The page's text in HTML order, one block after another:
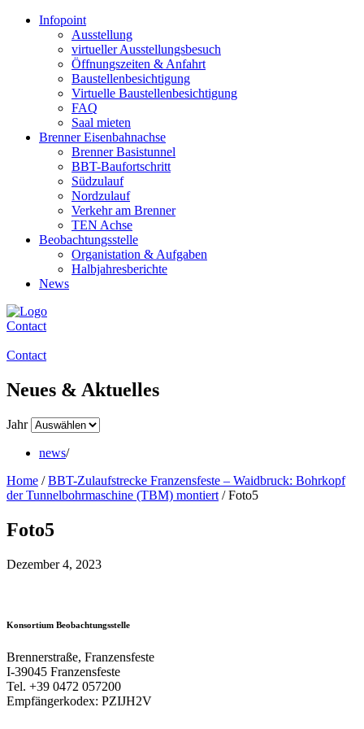
Infopoint
Ausstellung
virtueller Ausstellungsbesuch
Öffnungszeiten & Anfahrt
Baustellenbesichtigung
Virtuelle Baustellenbesichtigung
FAQ
Saal mieten
Brenner Eisenbahnachse
Brenner Basistunnel
BBT-Baufortschritt
Südzulauf
Nordzulauf
Verkehr am Brenner
TEN Achse
Beobachtungsstelle
Organistation & Aufgaben
Halbjahresberichte
News
Contact
Contact
Neues & Aktuelles
Jahr
news/
Home /BBT-Zulaufstrecke Franzensfeste – Waidbruck: Bohrkopf
der Tunnelbohrmaschine (TBM) montiert /Foto5
Foto5
Dezember 4, 2023
Konsortium Beobachtungsstelle
Brennerstraße, Franzensfeste
I-39045 Franzensfeste
Tel. +39 0472 057200
Empfängerkodex: PZIJH2V